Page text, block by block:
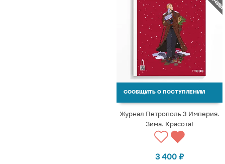
СООБЩИТЬ О ПОСТУПЛЕНИИ
Журнал Петрополь 3 Империя.
Зима. Красота!
3 400 ₽